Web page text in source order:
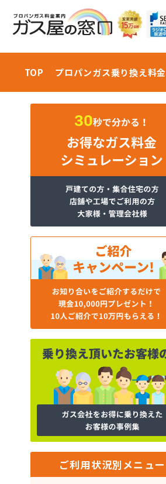
TOP プロパンガス乗り換え料金
ご利用状況別メニュー